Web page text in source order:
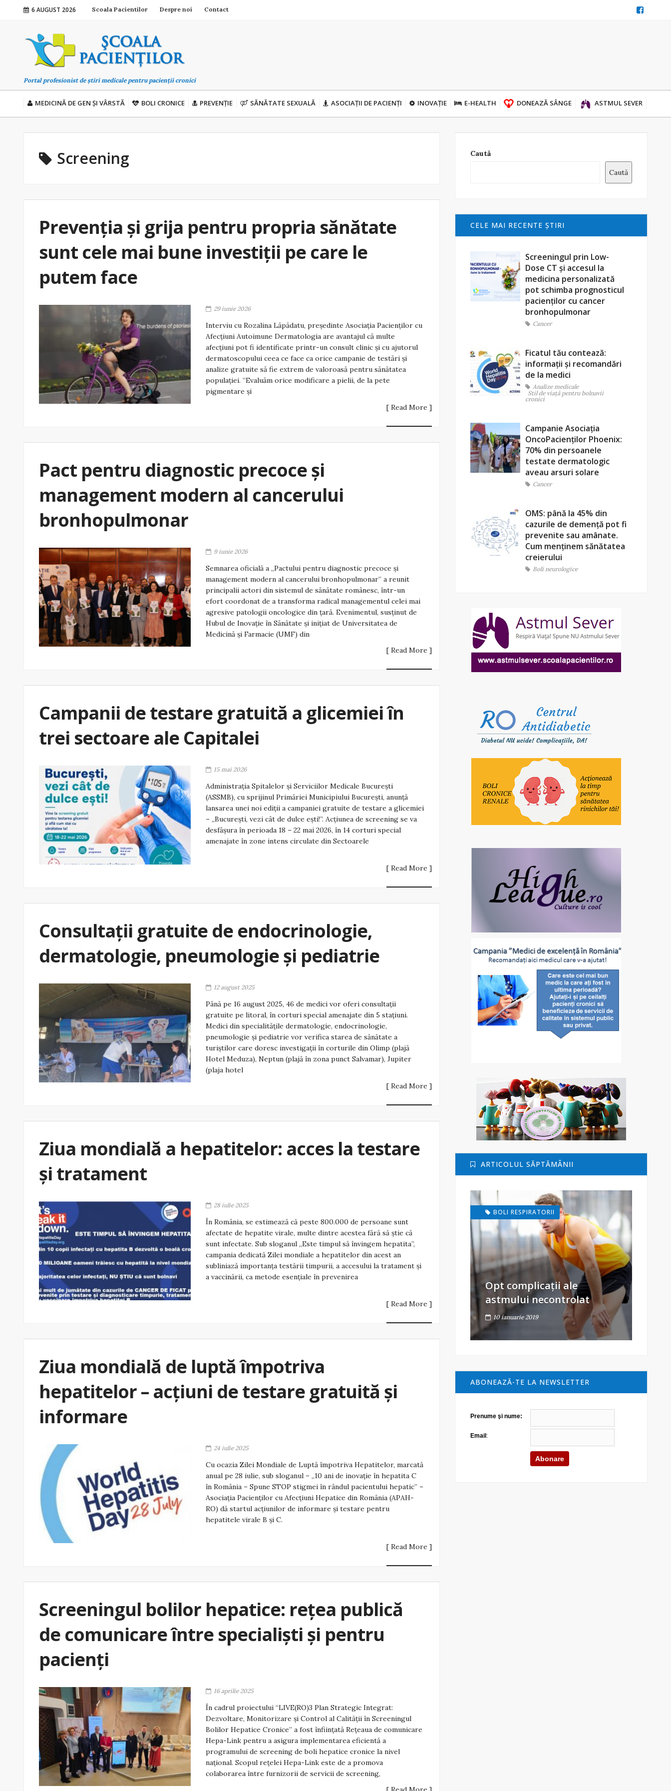
6 AUGUST 2026 Scoala Pacientilor Despre noi Contact
Portal profesionist de știri medicale pentru pacienții cronici
MEDICINĂ DE GEN ȘI VÂRSTĂ BOLI CRONICE PREVENȚIE SĂNĂTATE SEXUALĂ ASOCIAȚII DE PACIENȚI INOVAȚIE E-HEALTH DONEAZĂ SÂNGE ASTMUL SEVER
Screening
Prevenția și grija pentru propria sănătate
sunt cele mai bune investiții pe care le
putem face
29 iunie 2026
Interviu cu Rozalina Lăpădatu, președinte Asociația Pacienților cu
Afecțiuni Autoimune Dermatologia are avantajul că multe
afecțiuni pot fi identificate printr-un consult clinic și cu ajutorul
dermatoscopului ceea ce face ca orice campanie de testări și
analize gratuite să fie extrem de valoroasă pentru sănătatea
populației. ”Evaluăm orice modificare a pielii, de la pete
pigmentare și
[ Read More ]
Pact pentru diagnostic precoce și
management modern al cancerului
bronhopulmonar
9 iunie 2026
Semnarea oficială a „Pactului pentru diagnostic precoce și
management modern al cancerului bronhopulmonar” a reunit
principalii actori din sistemul de sănătate românesc, într-un
efort coordonat de a transforma radical managementul celei mai
agresive patologii oncologice din țară. Evenimentul, susținut de
Hubul de Inovație în Sănătate și inițiat de Universitatea de
Medicină și Farmacie (UMF) din
[ Read More ]
Campanii de testare gratuită a glicemiei în
trei sectoare ale Capitalei
15 mai 2026
Administrația Spitalelor și Serviciilor Medicale București
(ASSMB), cu sprijinul Primăriei Municipiului București, anunță
lansarea unei noi ediții a campaniei gratuite de testare a glicemiei
– „București, vezi cât de dulce ești!”. Acțiunea de screening se va
desfășura în perioada 18 – 22 mai 2026, în 14 corturi special
amenajate în zone intens circulate din Sectoarele
[ Read More ]
Consultații gratuite de endocrinologie,
dermatologie, pneumologie și pediatrie
12 august 2025
Până pe 16 august 2025, 46 de medici vor oferi consultații
gratuite pe litoral, în corturi special amenajate din 5 stațiuni.
Medici din specialitățile dermatologie, endocrinologie,
pneumologie și pediatrie vor verifica starea de sănătate a
turiștilor care doresc investigații în corturile din Olimp (plajă
Hotel Meduza), Neptun (plajă în zona punct Salvamar), Jupiter
(plaja hotel
[ Read More ]
Ziua mondială a hepatitelor: acces la testare
și tratament
28 iulie 2025
În România, se estimează că peste 800.000 de persoane sunt
afectate de hepatite virale, multe dintre acestea fără să știe că
sunt infectate. Sub sloganul „Este timpul să învingem hepatita”,
campania dedicată Zilei mondiale a hepatitelor din acest an
subliniază importanța testării timpurii, a accesului la tratament și
a vaccinării, ca metode esențiale în prevenirea
[ Read More ]
Ziua mondială de luptă împotriva
hepatitelor – acțiuni de testare gratuită și
informare
24 iulie 2025
Cu ocazia Zilei Mondiale de Luptă împotriva Hepatitelor, marcată
anual pe 28 iulie, sub sloganul – „10 ani de inovație în hepatita C
în România – Spune STOP stigmei în rândul pacientului hepatic” –
Asociația Pacienților cu Afecțiuni Hepatice din România (APAH-
RO) dă startul acțiunilor de informare și testare pentru
hepatitele virale B și C.
[ Read More ]
Screeningul bolilor hepatice: rețea publică
de comunicare între specialiști și pentru
pacienți
16 aprilie 2025
În cadrul proiectului “LIVE(RO)3 Plan Strategic Integrat:
Dezvoltare, Monitorizare și Control al Calității în Screeningul
Bolilor Hepatice Cronice” a fost înființată Rețeaua de comunicare
Hepa-Link pentru a asigura implementarea eficientă a
programului de screening de boli hepatice cronice la nivel
național. Scopul rețelei Hepa-Link este de a promova
colaborarea între furnizorii de servicii de screening,
Caută
Caută
CELE MAI RECENTE ŞTIRI
Screeningul prin Low-
Dose CT și accesul la
medicina personalizată
pot schimba prognosticul
pacienților cu cancer
bronhopulmonar
Cancer
Ficatul tău contează:
informații și recomandări
de la medici
Analize medicale
Stil de viaţă pentru bolnavii
cronici
Campanie Asociația
OncoPacienților Phoenix:
70% din persoanele
testate dermatologic
aveau arsuri solare
Cancer
OMS: până la 45% din
cazurile de demență pot fi
prevenite sau amânate.
Cum menținem sănătatea
creierului
Boli neurologice
ARTICOLUL SĂPTĂMÂNII
BOLI RESPIRATORII
Opt complicații ale
astmului necontrolat
10 ianuarie 2019
ABONEAZĂ-TE LA NEWSLETTER
Prenume şi nume:
Email: